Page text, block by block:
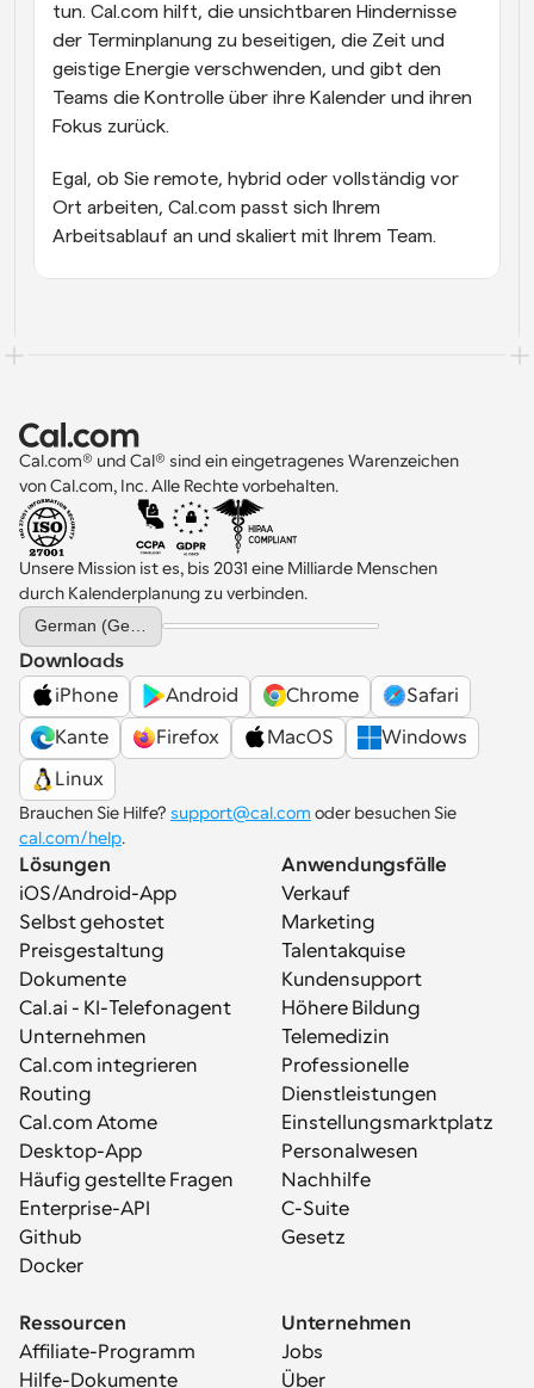
tun. Cal.com hilft, die unsichtbaren Hindernisse
der Terminplanung zu beseitigen, die Zeit und
geistige Energie verschwenden, und gibt den
Teams die Kontrolle über ihre Kalender und ihren
Fokus zurück.
Egal, ob Sie remote, hybrid oder vollständig vor
Ort arbeiten, Cal.com passt sich Ihrem
Arbeitsablauf an und skaliert mit Ihrem Team.
Cal.com® und Cal® sind ein eingetragenes Warenzeichen
von Cal.com, Inc. Alle Rechte vorbehalten.
Unsere Mission ist es, bis 2031 eine Milliarde Menschen
durch Kalenderplanung zu verbinden.
Select Language
Downloads
iPhone
Android Chrome
Safari
Kante
Firefox MacOS
Windows
Linux
Brauchen Sie Hilfe? support@cal.com
cal.com/help.
Lösungen
iOS/Android-App
Selbst gehostet
Preisgestaltung
Dokumente
Cal.ai - KI-Telefonagent
Unternehmen
Cal.com integrieren
Routing
Cal.com Atome
Desktop-App
Häufig gestellte Fragen
Enterprise-API
Github
Docker
Anwendungsfälle
Verkauf
Marketing
Talentakquise
Kundensupport
Höhere Bildung
Telemedizin
Professionelle
Dienstleistungen
Einstellungsmarktplatz
Personalwesen
Nachhilfe
C-Suite
Gesetz
Ressourcen
Affiliate-Programm
Hilfe-Dokumente
Unternehmen
Jobs
Über